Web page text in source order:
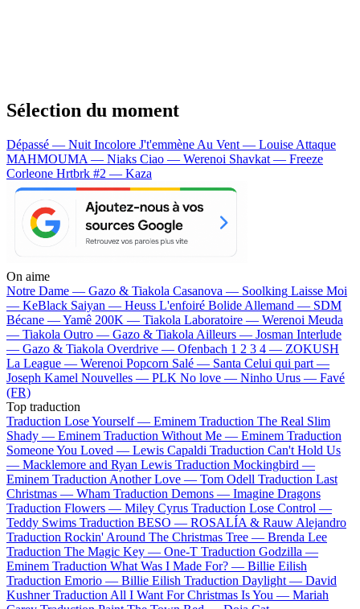
Sélection du moment
Dépassé — Nuit Incolore J't'emmène Au Vent — Louise Attaque
MAHMOUMA — Niaks Ciao — Werenoi Shavkat — Freeze
Corleone Hrtbrk #2 — Kaza
On aime
Notre Dame — Gazo & Tiakola Casanova — Soolking Laisse Moi
— KeBlack Saiyan — Heuss L'enfoiré Bolide Allemand — SDM
Bécane —Yamê 200K — Tiakola Laboratoire — Werenoi Meuda
— Tiakola Outro — Gazo & Tiakola Ailleurs — Josman Interlude
— Gazo & Tiakola Overdrive — Ofenbach 1 2 3 4 — ZOKUSH
La League — Werenoi Popcorn Salé — Santa Celui qui part —
Joseph Kamel Nouvelles — PLK No love — Ninho Urus — Favé
(FR)
Top traduction
Traduction Lose Yourself — Eminem Traduction The Real Slim
Shady — Eminem Traduction Without Me — Eminem Traduction
Someone You Loved — Lewis Capaldi Traduction Can't Hold Us
— Macklemore and Ryan Lewis Traduction Mockingbird —
Eminem Traduction Another Love — Tom Odell Traduction Last
Christmas — Wham Traduction Demons — Imagine Dragons
Traduction Flowers — Miley Cyrus Traduction Lose Control —
Teddy Swims Traduction BESO — ROSALÍA & Rauw Alejandro
Traduction Rockin' Around The Christmas Tree — Brenda Lee
Traduction The Magic Key — One-T Traduction Godzilla —
Eminem Traduction What Was I Made For? — Billie Eilish
Traduction Emorio — Billie Eilish Traduction Daylight — David
Kushner Traduction All I Want For Christmas Is You — Mariah